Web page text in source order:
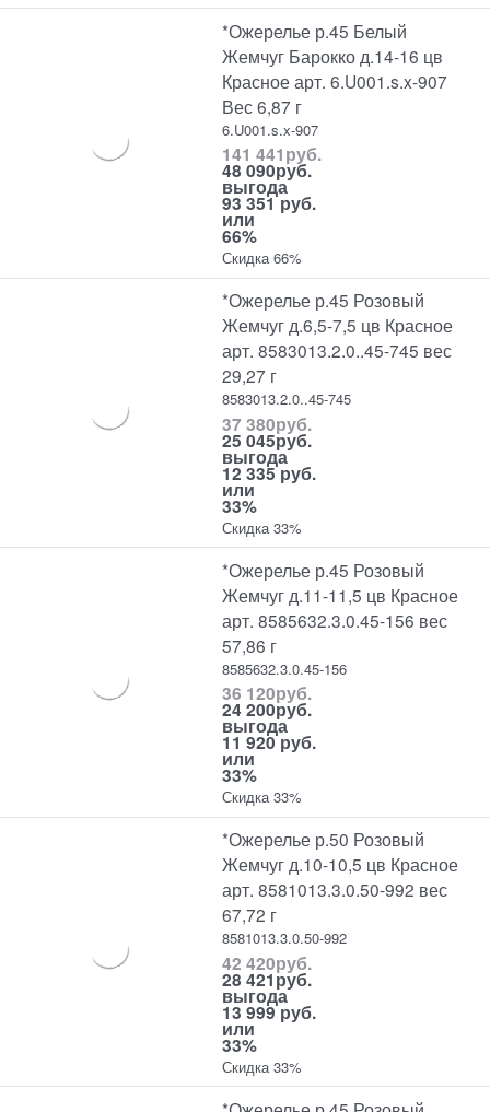
*Ожерелье р.45 Белый
Жемчуг Барокко д.14-16 цв
Красное арт. 6.U001.s.x-907
Вес 6,87 г
6.U001.s.x-907
141 441руб.
48 090руб.
выгода
93 351 руб.
или
66%
Скидка 66%
*Ожерелье р.45 Розовый
Жемчуг д.6,5-7,5 цв Красное
арт. 8583013.2.0..45-745 вес
29,27 г
8583013.2.0..45-745
37 380руб.
25 045руб.
выгода
12 335 руб.
или
33%
Скидка 33%
*Ожерелье р.45 Розовый
Жемчуг д.11-11,5 цв Красное
арт. 8585632.3.0.45-156 вес
57,86 г
8585632.3.0.45-156
36 120руб.
24 200руб.
выгода
11 920 руб.
или
33%
Скидка 33%
*Ожерелье р.50 Розовый
Жемчуг д.10-10,5 цв Красное
арт. 8581013.3.0.50-992 вес
67,72 г
8581013.3.0.50-992
42 420руб.
28 421руб.
выгода
13 999 руб.
или
33%
Скидка 33%